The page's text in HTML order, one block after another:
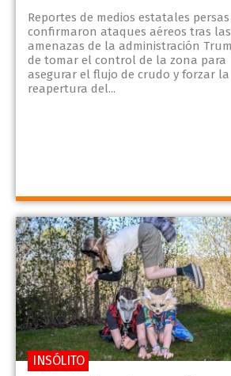
Reportes de medios estatales persas
confirmaron ataques aéreos tras las
amenazas de la administración
de tomar el control de la zona para
asegurar el flujo de crudo y forzar la
reapertura del...
INSÓLITO